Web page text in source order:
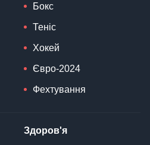
Бокс
Теніс
Хокей
Євро-2024
Фехтування
Здоров'я